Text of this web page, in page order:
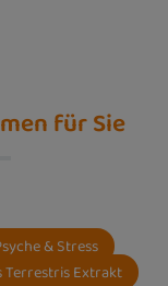
für Sie
& Stress
Terrestris Extrakt